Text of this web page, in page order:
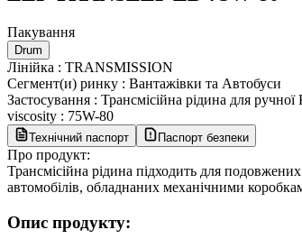
Пакування
Drum
Лінійка : TRANSMISSION
Сегмент(и) ринку : Вантажівки та Автобуси
Застосування : Трансмісійна рідина для
viscosity : 75W-80
Технічний паспорт Паспорт безпеки
Про продукт:
Трансмісійна рідина підходить для
автомобілів, обладнаних механічними
Опис продукту: